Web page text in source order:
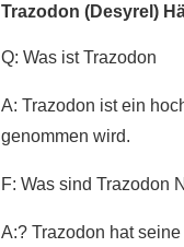
Trazodon (Desyrel)
Q: Was ist Trazodon
A: Trazodon ist ein
genommen wird.
F: Was sind Trazodon
A:? Trazodon hat